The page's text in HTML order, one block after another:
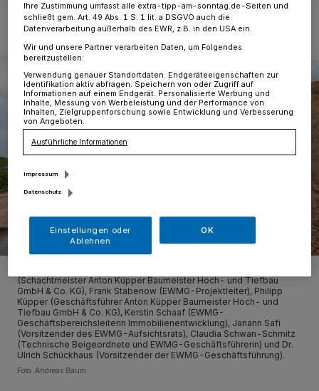
(Schachtmeister Anton Küpper Baumeister Hoch- und Tiefbau
GmbH & Co. KG), Frank Stabenow (EWMG-Projektleiter), Philipp
Küpper (Geschäftsführer Anton Küpper Baumeister Hoch- und
Tiefbau GmbH & Co. KG), Kerstin Schaaf (EWMG-
Geschäftsbereichsleiterin Immobilienentwicklung), Janann Safi
(Vorsitzender des EWMG-Aufsichtsrats), Claudia Schwan-Schmitz
(Technische Beigeordnete und EWMG-Geschäftsführerin) und Dr.
Ulrich Schückhaus (Vorsitzender der EWMG-Geschäftsführung).
Foto: Andreas Baum
Ihre Zustimmung umfasst alle extra-tipp-am-sonntag.de-Seiten und
schließt gem. Art. 49 Abs. 1 S. 1 lit. a DSGVO auch die
Datenverarbeitung außerhalb des EWR, z.B. in den USA ein.
Wir und unsere Partner verarbeiten Daten, um Folgendes
bereitzustellen:
Verwendung genauer Standortdaten. Endgeräteeigenschaften zur
Identifikation aktiv abfragen. Speichern von oder Zugriff auf
Informationen auf einem Endgerät. Personalisierte Werbung und
Inhalte, Messung von Werbeleistung und der Performance von
Inhalten, Zielgruppenforschung sowie Entwicklung und Verbesserung
von Angeboten.
Ausführliche Informationen
Impressum
Datenschutz
Einstellungen oder
Ablehnen
OK